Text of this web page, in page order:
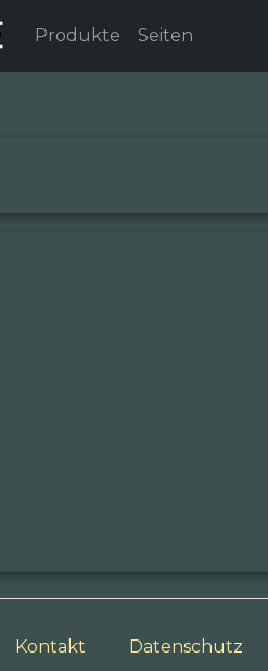
Produkte Seiten
Kontakt Datenschutz